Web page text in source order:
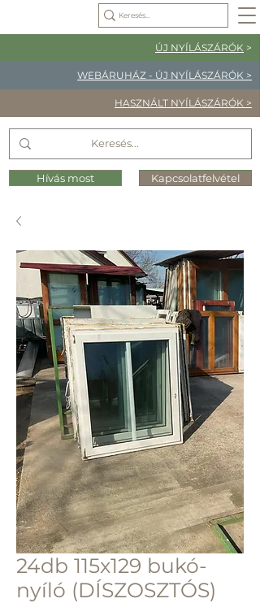
ÚJ NYÍLÁSZÁRÓK >
WEBÁRUHÁZ - ÚJ NYÍLÁSZÁRÓK >
HASZNÁLT NYÍLÁSZÁRÓK >
Hívás most Kapcsolatfelvétel
24db 115x129 bukó-
nyíló (DÍSZOSZTÓS)